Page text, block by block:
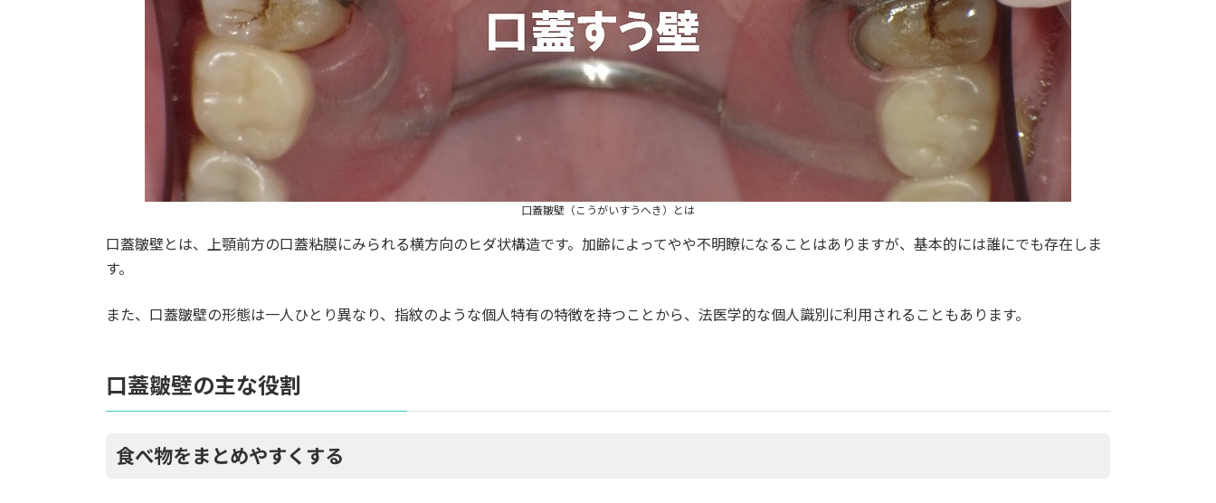
口蓋皺壁（こうがいすうへき）とは
口蓋皺壁とは、上顎前方の口蓋粘膜にみられる横方向のヒダ状構造です。加齢によってやや不明瞭になることはありますが、基本的には誰にでも存在しま
す。
また、口蓋皺壁の形態は一人ひとり異なり、指紋のような個人特有の特徴を持つことから、法医学的な個人識別に利用されることもあります。
口蓋皺壁の主な役割
食べ物をまとめやすくする